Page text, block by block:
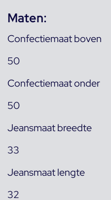
Maten:
Confectiemaat boven
50
Confectiemaat onder
50
Jeansmaat breedte
33
Jeansmaat lengte
32